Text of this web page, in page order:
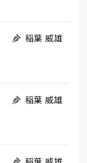
稲葉 威雄
稲葉 威雄